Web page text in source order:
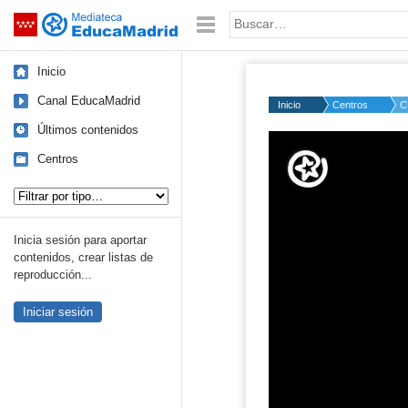
Saltar navegación Palabra o frase:
Inicio
Canal EducaMadrid
Últimos contenidos
Centros
Inicia sesión para aportar
contenidos, crear listas de
reproducción...
Iniciar sesión
Inicio Centros
50%